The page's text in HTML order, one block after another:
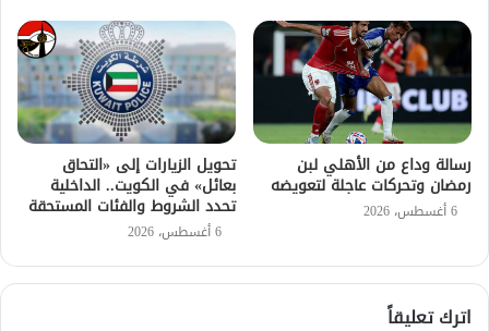
رسالة وداع من الأهلي لبن
رمضان وتحركات عاجلة لتعويضه
6 أغسطس، 2026
تحويل الزيارات إلى «التحاق
بعائل» في الكويت.. الداخلية
تحدد الشروط والفئات المستحقة
6 أغسطس، 2026
اترك تعليقاً